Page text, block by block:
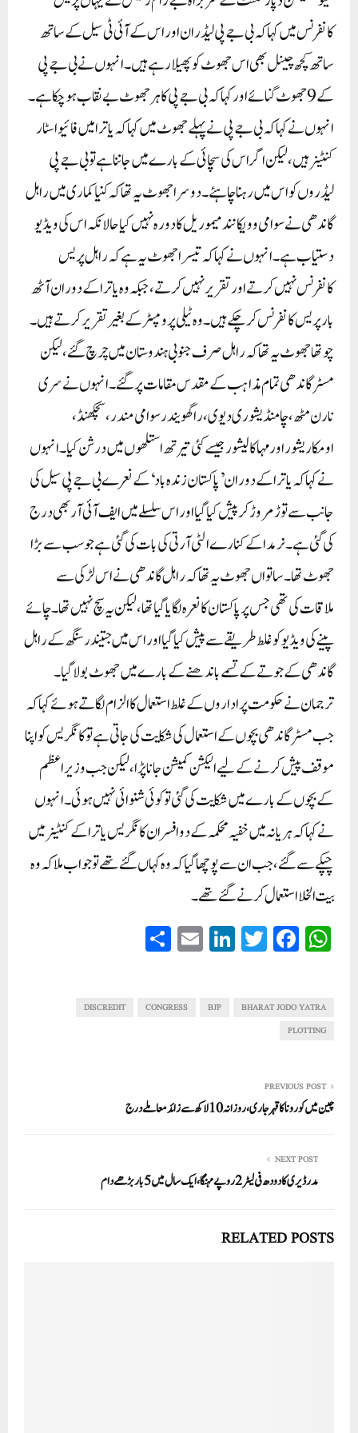
کانفرنس میں کہا کہ بی جے پی لیڈران اور اس کے آئی ٹی سیل کے ساتھ
ساتھ کچھ چینل بھی اس جھوٹ کو پھیلارہے ہیں۔ انہوں نے بی جے پی
کے 9جھوٹ گنائے اور کہا کہ بی جے پی کا ہر جھوٹ بے نقاب ہوچکا ہے ۔
انہوں نے کہا کہ بی جے پی نے پہلے جھوٹ میں کہا کہ یاترا میں فائیو اسٹار
کنٹینر ہیں، لیکن اگر اس کی سچائی کے بارے میں جاننا ہے تو بی جے پی
لیڈروں کو اس میں رہنا چاہئے ۔ دوسرا جھوٹ یہ تھا کہ کنیا کماری میں راہل
گاندھی نے سوامی وویکانند میموریل کا دورہ نہیں کیا حالانکہ اس کی ویڈیو
دستیاب ہے۔انہوں نے کہا کہ تیسرا جھوٹ یہ ہے کہ راہل پریس
کانفرنس نہیں کرتے اور تقریر نہیں کرتے ، جبکہ وہ یاترا کے دوران آٹھ
بار پریس کانفرنس کر چکے ہیں۔ وہ ٹیلی پرومپٹر کے بغیر تقریر کرتے ہیں۔
چوتھا جھوٹ یہ تھا کہ راہل صرف جنوبی ہندوستان میں چرچ گئے ، لیکن
مسٹر گاندھی تمام مذاہب کے مقدس مقامات پر گئے ۔ انہوں نے سری
نارن مٹھ، چامنڈیشوری دیوی، راگھویندرسوامی مندر، سچکھنڈ،
اومکاریشور اور مہاکالیشور جیسے کئی تیرتھ استلھوں میں درشن کیا۔انہوں
نے کہا کہ یاترا کے دوران ’پاکستان زندہ باد‘ کے نعرے بی جے پی سیل کی
جانب سے توڑ مروڑ کر پیش کیا گیا اور اس سلسلے میں ایف آئی آر بھی درج
کی گئی ہے ۔ نرمدا کے کنارے الٹی آرتی کی بات کی گئی ہے جو سب سے بڑا
جھوٹ تھا۔ ساتواں جھوٹ یہ تھا کہ راہل گاندھی نے اس لڑکی سے
ملاقات کی تھی جس پر پاکستان کا نعرہ لگایا گیا تھا، لیکن یہ سچ نہیں تھا۔ چائے
پینے کی ویڈیو کو غلط طریقے سے پیش کیا گیا اور اس میں جتیندر سنگھ کے راہل
گاندھی کے جوتے کے تسمے باندھنے کے بارے میں جھوٹ بولا گیا۔
ترجمان نے حکومت پر اداروں کے غلط استعمال کا الزام لگاتے ہوئے کہا کہ
جب مسٹر گاندھی بچوں کے استعمال کی شکایت کی جاتی ہے تو کانگریس کواپنا
موقف پیش کرنے کے لیے الیکشن کمیشن جانا پڑا، لیکن جب وزیر اعظم
کے بچوں کے بارے میں شکایت کی گئی تو کوئی شنوائی نہیں ہوئی۔ انہوں
نے کہا کہ ہریانہ میں خفیہ محکمہ کے دو افسران کانگریس یاترا کے کنٹینر میں
چپکے سے گئے ، جب ان سے پوچھا گیا کہ وہ کہاں گئے تھے تو جواب ملا کہ وہ
بیت الخلا استعمال کرنے گئے تھے۔
W
ha
A
pp
Fa
ce
ok
T
wi
Li
nk
In
E
m
BHARAT JODO YATRA
BJP
CONGRESS
DISCREDIT
PLOTTING
PREVIOUS POST
چین میں کورونا کا قہر جاری، روزانہ 10لاکھ سے زائد معاملے درج
NEXT POST
مدرڈیری کا دودھ فی لیٹر2روپے مہنگا، ایک سال میں5بار بڑھے دام
RELATED POSTS